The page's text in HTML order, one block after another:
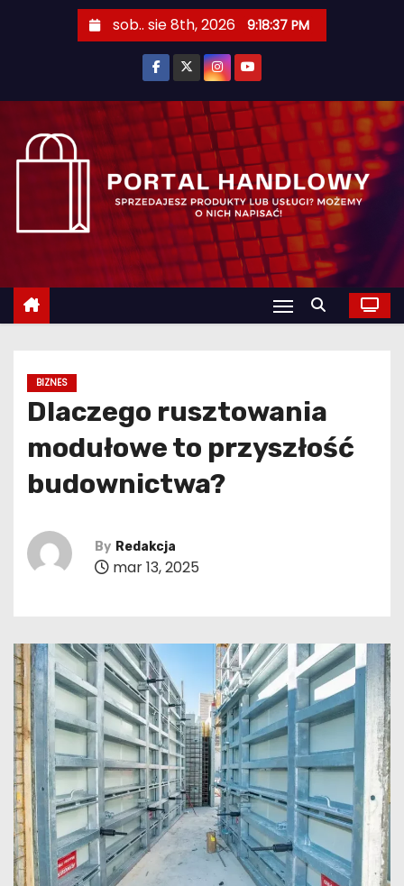
n
sob.. sie 8th, 2026 9:18:39 PM
BIZNES
Dlaczego rusztowania
modułowe to przyszłość
budownictwa?
By Redakcja
mar 13, 2025